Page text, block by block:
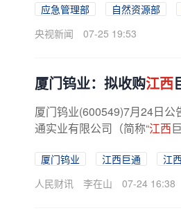
应急管理部 自然资源部
央视新闻
07-25 19:53
厦门钨业：拟收购江西
厦门钨业(600549)7月24日
通实业有限公司（简称“江西
厦门钨业 江西巨通
江
人民财讯
李在山 07-24 16:38